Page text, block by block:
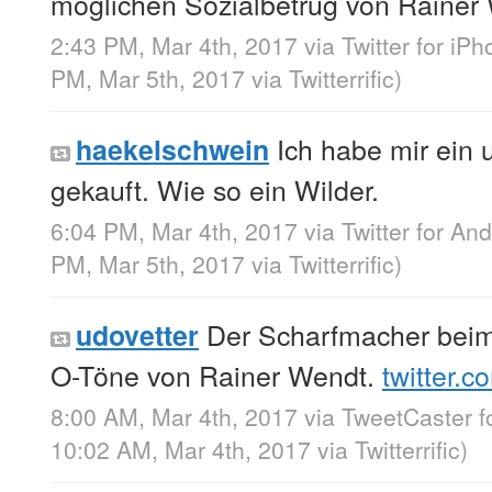
2:43 PM, Mar 4th, 2017 via Twitter for
PM, Mar 5th, 2017 via Twitterrific)
haekelschwein Ich habe mir ein
gekauft. Wie so ein Wilder.
6:04 PM, Mar 4th, 2017 via Twitter for
PM, Mar 5th, 2017 via Twitterrific)
udovetter Der Scharfmacher
O-Töne von Rainer Wendt.
8:00 AM, Mar 4th, 2017 via TweetCaster
10:02 AM, Mar 4th, 2017 via Twitterrific)